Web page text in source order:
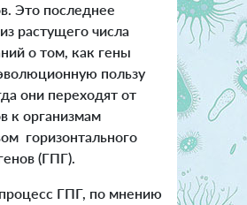
Это последнее
растущего числа
о том, как гены
пользу
они переходят от
к организмам
горизонтального
(ГПГ).
ГПГ, по мнению